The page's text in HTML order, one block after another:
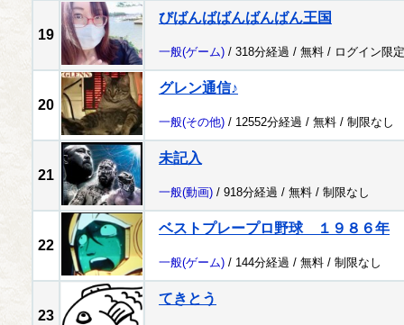
19
びばんばばんばんばん王国
一般(ゲーム) / 318分経過 / 無料 / ログイン限定
20
グレン通信♪
一般(その他) / 12552分経過 / 無料 / 制限なし
21
未記入
一般(動画) / 918分経過 / 無料 / 制限なし
22
ベストプレープロ野球 １９８６年
一般(ゲーム) / 144分経過 / 無料 / 制限なし
23
てきとう